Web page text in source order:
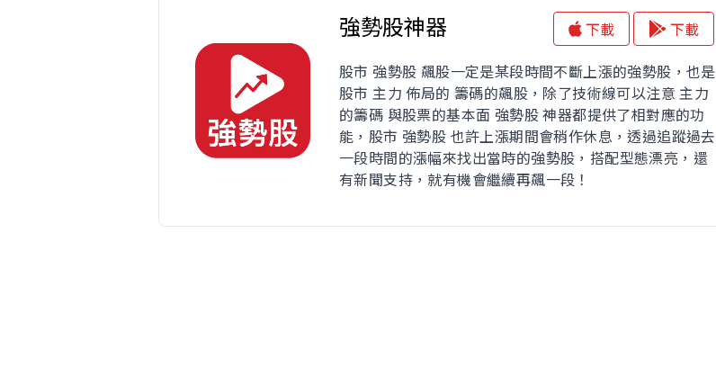
強勢股神器
下載
下載
股市 強勢股 飆股一定是某段時間不斷上漲的強勢股，也是
股市 主力 佈局的 籌碼的飆股，除了技術線可以注意 主力
的籌碼 與股票的基本面 強勢股 神器都提供了相對應的功
能，股市 強勢股 也許上漲期間會稍作休息，透過追蹤過去
一段時間的漲幅來找出當時的強勢股，搭配型態漂亮，還
有新聞支持，就有機會繼續再飆一段！